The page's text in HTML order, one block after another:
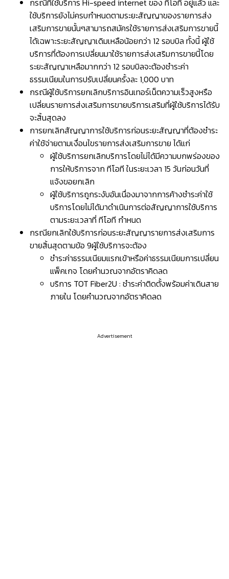
กรณีที่ใช้บริการ Hi-speed internet ของ ทีโอที อยู่แล้ว และ
ใช้บริการยังไม่ครบกำหนดตามระยะสัญญาของรายการส่ง
เสริมการขายนั้นๆสามารถสมัครใช้รายการส่งเสริมการขายนี้
ได้เฉพาะระยะสัญญาเดิมเหลือน้อยกว่า 12 รอบบิล ทั้งนี้ ผู้ใช้
บริการที่ต้องการเปลี่ยนมาใช้รายการส่งเสริมการขายนี้โดย
ระยะสัญญาเหลือมากกว่า 12 รอบบิลจะต้องชำระค่า
ธรรมเนียมในการปรับเปลี่ยนครั้งละ 1,000 บาท
กรณีผู้ใช้บริการยกเลิกบริการอินเทอร์เน็ตความเร็วสูงหรือ
เปลี่ยนรายการส่งเสริมการขายบริการเสริมที่ผู้ใช้บริการได้รับ
จะสิ้นสุดลง
การยกเลิกสัญญาการใช้บริการก่อนระยะสัญญาที่ต้องชำระ
ค่าใช้จ่ายตามเงื่อนไขรายการส่งเสริมการขาย ได้แก่
ผู้ใช้บริการยกเลิกบริการโดยไม่ได้มีความบกพร่องของ
การให้บริการจาก ทีโอที ในระยะเวลา 15 วันก่อนวันที่
แจ้งขอยกเลิก
ผู้ใช้บริการถูกระงับอันเนื่องมาจากการค้างชำระค่าใช้
บริการโดยไม่ได้มาดำเนินการต่อสัญญาการใช้บริการ
ตามระยะเวลาที่ ทีโอที กำหนด
กรณียกเลิกใช้บริการก่อนระยะสัญญารายการส่งเสริมการ
ขายสิ้นสุดตามข้อ 9ผู้ใช้บริการจะต้อง
ชำระค่าธรรมเนียมแรกเข้าหรือค่าธรรมเนียมการเปลี่ยน
แพ็คเกจ โดยคำนวณจากอัตราคิดลด
บริการ TOT Fiber2U : ชำระค่าติดตั้งพร้อมค่าเดินสาย
ภายใน โดยคำนวณจากอัตราคิดลด
Advertisement